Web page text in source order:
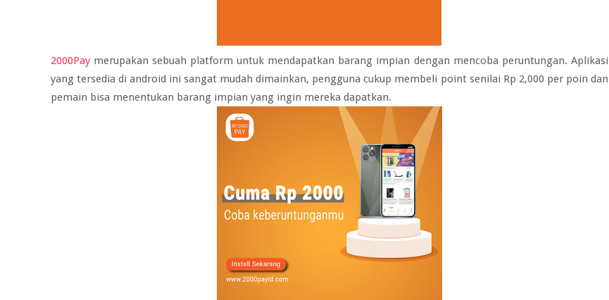
2000Pay merupakan sebuah platform untuk mendapatkan barang impian dengan mencoba peruntungan. Aplikasi
yang tersedia di android ini sangat mudah dimainkan, pengguna cukup membeli point senilai Rp 2,000 per poin dan
pemain bisa menentukan barang impian yang ingin mereka dapatkan.